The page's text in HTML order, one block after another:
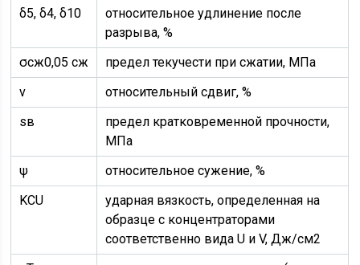
δ5, δ4, δ10
относительное удлинение после
разрыва, %
σсж0,05 сж
предел текучести при сжатии, МПа
ν
относительный сдвиг, %
sв
предел кратковременной прочности,
МПа
ψ
относительное сужение, %
KCU
ударная вязкость, определенная на
образце с концентраторами
соответственно вида U и V, Дж/см2